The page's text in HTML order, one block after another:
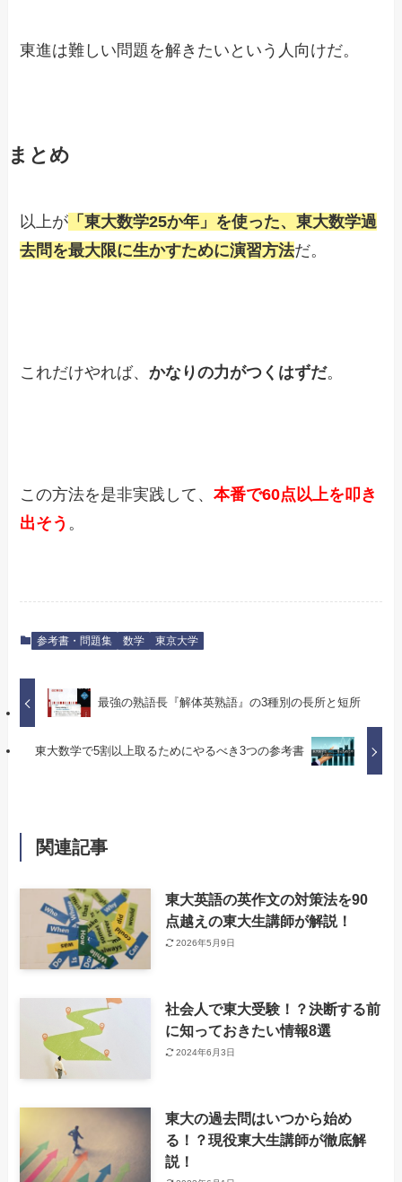
東進は難しい問題を解きたいという人向けだ。
まとめ
以上が 「東大数学25か年」を使った、東大数学過
去問を最大限に生かすために演習方法だ。
これだけやれば、かなりの力がつくはずだ。
この方法を是非実践して、本番で60点以上を叩き
出そう 。
参考書・問題集 数学 東京大学
最強の熟語長『解体英熟語』の3種別の長所と短所
東大数学で5割以上取るためにやるべき3つの参考書
関連記事
東大英語の英作文の対策法を90
点越えの東大生講師が解説！
2026年5月9日
社会人で東大受験！？決断する前
に知っておきたい情報8選
2024年6月3日
東大の過去問はいつから始め
る！？現役東大生講師が徹底解
説！